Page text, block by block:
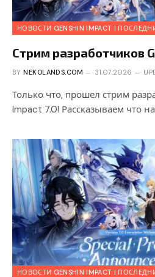
НОВОСТИ GENSHIN IMPACT |
Стрим разработчиков
BY NEKOLANDS.COM 31.07.2026
Только что, прошел стрим
Impact 7.0! Рассказываем что
НОВОСТИ GENSHIN IMPACT |